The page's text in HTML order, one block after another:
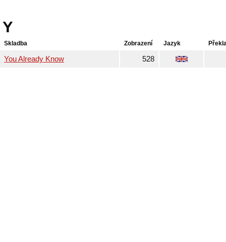
Y
Skladba Zobrazení Jazyk
You Already Know 528